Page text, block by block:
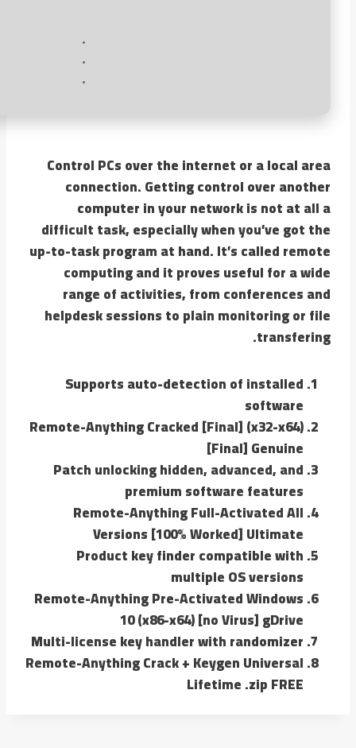
Control PCs over the internet or a local area
connection. Getting control over another
computer in your network is not at all a
difficult task, especially when you’ve got the
up-to-task program at hand. It’s called remote
computing and it proves useful for a wide
range of activities, from conferences and
helpdesk sessions to plain monitoring or file
transfering.
Supports auto-detection of installed
software
Remote-Anything Cracked [Final] (x32-x64)
[Final] Genuine
Patch unlocking hidden, advanced, and
premium software features
Remote-Anything Full-Activated All
Versions [100% Worked] Ultimate
Product key finder compatible with
multiple OS versions
Remote-Anything Pre-Activated Windows
10 (x86-x64) [no Virus] gDrive
Multi-license key handler with randomizer
Remote-Anything Crack + Keygen Universal
Lifetime .zip FREE